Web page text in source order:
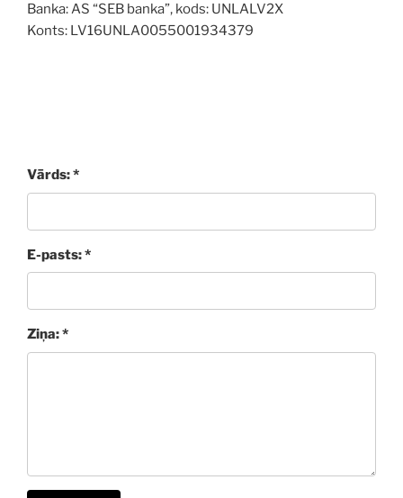
Banka: AS “SEB banka”, kods: UNLALV2X
Konts: LV16UNLA0055001934379
Vārds: *
E-pasts: *
Ziņa: *